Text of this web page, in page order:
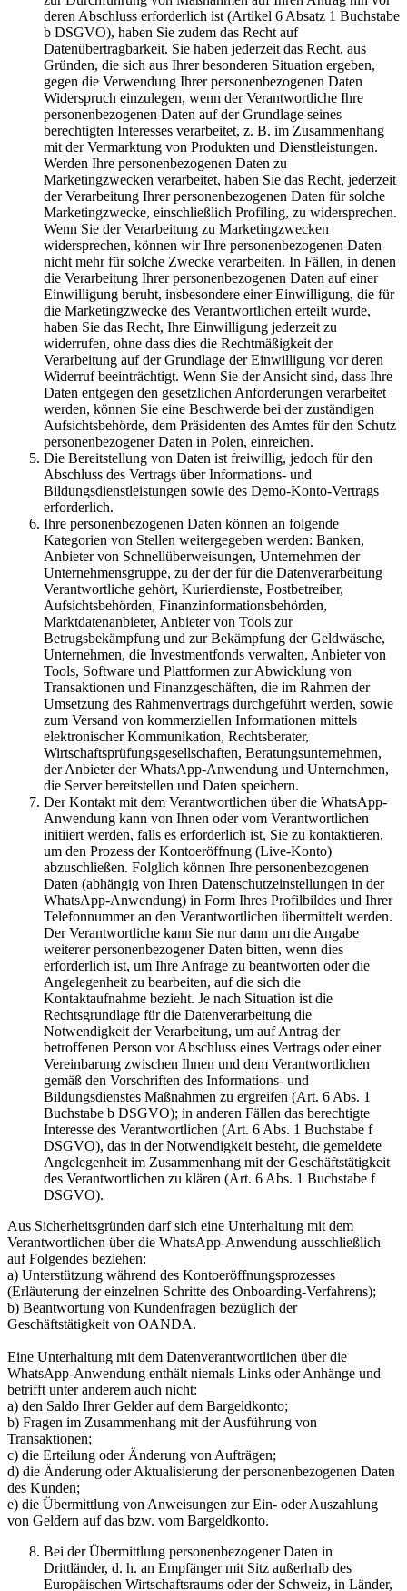
deren Abschluss erforderlich ist (Artikel 6 Absatz 1 Buchstabe
b DSGVO), haben Sie zudem das Recht auf
Datenübertragbarkeit. Sie haben jederzeit das Recht, aus
Gründen, die sich aus Ihrer besonderen Situation ergeben,
gegen die Verwendung Ihrer personenbezogenen Daten
Widerspruch einzulegen, wenn der Verantwortliche Ihre
personenbezogenen Daten auf der Grundlage seines
berechtigten Interesses verarbeitet, z. B. im Zusammenhang
mit der Vermarktung von Produkten und Dienstleistungen.
Werden Ihre personenbezogenen Daten zu
Marketingzwecken verarbeitet, haben Sie das Recht, jederzeit
der Verarbeitung Ihrer personenbezogenen Daten für solche
Marketingzwecke, einschließlich Profiling, zu widersprechen.
Wenn Sie der Verarbeitung zu Marketingzwecken
widersprechen, können wir Ihre personenbezogenen Daten
nicht mehr für solche Zwecke verarbeiten. In Fällen, in denen
die Verarbeitung Ihrer personenbezogenen Daten auf einer
Einwilligung beruht, insbesondere einer Einwilligung, die für
die Marketingzwecke des Verantwortlichen erteilt wurde,
haben Sie das Recht, Ihre Einwilligung jederzeit zu
widerrufen, ohne dass dies die Rechtmäßigkeit der
Verarbeitung auf der Grundlage der Einwilligung vor deren
Widerruf beeinträchtigt. Wenn Sie der Ansicht sind, dass Ihre
Daten entgegen den gesetzlichen Anforderungen verarbeitet
werden, können Sie eine Beschwerde bei der zuständigen
Aufsichtsbehörde, dem Präsidenten des Amtes für den Schutz
personenbezogener Daten in Polen, einreichen.
Die Bereitstellung von Daten ist freiwillig, jedoch für den
Abschluss des Vertrags über Informations- und
Bildungsdienstleistungen sowie des Demo-Konto-Vertrags
erforderlich.
Ihre personenbezogenen Daten können an folgende
Kategorien von Stellen weitergegeben werden: Banken,
Anbieter von Schnellüberweisungen, Unternehmen der
Unternehmensgruppe, zu der der für die Datenverarbeitung
Verantwortliche gehört, Kurierdienste, Postbetreiber,
Aufsichtsbehörden, Finanzinformationsbehörden,
Marktdatenanbieter, Anbieter von Tools zur
Betrugsbekämpfung und zur Bekämpfung der Geldwäsche,
Unternehmen, die Investmentfonds verwalten, Anbieter von
Tools, Software und Plattformen zur Abwicklung von
Transaktionen und Finanzgeschäften, die im Rahmen der
Umsetzung des Rahmenvertrags durchgeführt werden, sowie
zum Versand von kommerziellen Informationen mittels
elektronischer Kommunikation, Rechtsberater,
Wirtschaftsprüfungsgesellschaften, Beratungsunternehmen,
der Anbieter der WhatsApp-Anwendung und Unternehmen,
die Server bereitstellen und Daten speichern.
Der Kontakt mit dem Verantwortlichen über die WhatsApp-
Anwendung kann von Ihnen oder vom Verantwortlichen
initiiert werden, falls es erforderlich ist, Sie zu kontaktieren,
um den Prozess der Kontoeröffnung (Live-Konto)
abzuschließen. Folglich können Ihre personenbezogenen
Daten (abhängig von Ihren Datenschutzeinstellungen in der
WhatsApp-Anwendung) in Form Ihres Profilbildes und Ihrer
Telefonnummer an den Verantwortlichen übermittelt werden.
Der Verantwortliche kann Sie nur dann um die Angabe
weiterer personenbezogener Daten bitten, wenn dies
erforderlich ist, um Ihre Anfrage zu beantworten oder die
Angelegenheit zu bearbeiten, auf die sich die
Kontaktaufnahme bezieht. Je nach Situation ist die
Rechtsgrundlage für die Datenverarbeitung die
Notwendigkeit der Verarbeitung, um auf Antrag der
betroffenen Person vor Abschluss eines Vertrags oder einer
Vereinbarung zwischen Ihnen und dem Verantwortlichen
gemäß den Vorschriften des Informations- und
Bildungsdienstes Maßnahmen zu ergreifen (Art. 6 Abs. 1
Buchstabe b DSGVO); in anderen Fällen das berechtigte
Interesse des Verantwortlichen (Art. 6 Abs. 1 Buchstabe f
DSGVO), das in der Notwendigkeit besteht, die gemeldete
Angelegenheit im Zusammenhang mit der Geschäftstätigkeit
des Verantwortlichen zu klären (Art. 6 Abs. 1 Buchstabe f
DSGVO).
Aus Sicherheitsgründen darf sich eine Unterhaltung mit dem
Verantwortlichen über die WhatsApp-Anwendung ausschließlich
auf Folgendes beziehen:
a) Unterstützung während des Kontoeröffnungsprozesses
(Erläuterung der einzelnen Schritte des Onboarding-Verfahrens);
b) Beantwortung von Kundenfragen bezüglich der
Geschäftstätigkeit von OANDA.
Eine Unterhaltung mit dem Datenverantwortlichen über die
WhatsApp-Anwendung enthält niemals Links oder Anhänge und
betrifft unter anderem auch nicht:
a) den Saldo Ihrer Gelder auf dem Bargeldkonto;
b) Fragen im Zusammenhang mit der Ausführung von
Transaktionen;
c) die Erteilung oder Änderung von Aufträgen;
d) die Änderung oder Aktualisierung der personenbezogenen Daten
des Kunden;
e) die Übermittlung von Anweisungen zur Ein- oder Auszahlung
von Geldern auf das bzw. vom Bargeldkonto.
Bei der Übermittlung personenbezogener Daten in
Drittländer, d. h. an Empfänger mit Sitz außerhalb des
Europäischen Wirtschaftsraums oder der Schweiz, in Länder,